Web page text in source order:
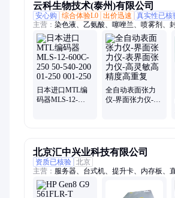
云科生物技术(泰州)有限公司
安心购
综合体验L0 出价迅速 真实性已核
主营： 染色液、乙氨酸、噻唑兰、喷雾剂、
剂盒、研试剂、转膜液、dpph试剂、page凝
冲液、检测溶液、核酸染料、中性树胶、胰
染色试剂、mes缓冲液、faa固定液、甲苯胺
试剂、ctab抽提液
日本进口MTL编
码器MLS-12-
全自动表面张力
仪-界面张力仪-表
北京汇中兴业科技有限公司
资质已核验 北京
主营： 服务器、台式机、提升卡、内存板、
纤卡、转接卡、控制器、冷电源、gpu运算、
扩展卡、阵列卡、算力机、封装机、固态硬